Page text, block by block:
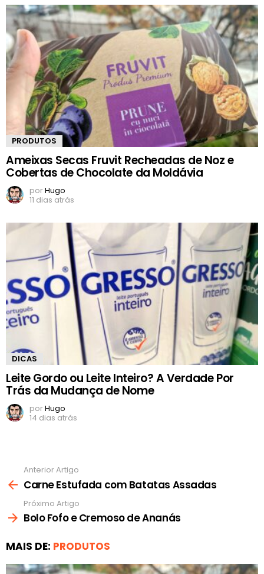
PRODUTOS
Ameixas Secas Fruvit Recheadas de Noz e
Cobertas de Chocolate da Moldávia
porHugo
11 dias atrás
DICAS
Leite Gordo ou Leite Inteiro? A Verdade Por
Trás da Mudança de Nome
porHugo
14 dias atrás
mais
Anterior Artigo
Carne Estufada com Batatas Assadas
Próximo Artigo
Bolo Fofo e Cremoso de Ananás
MAIS DE: PRODUTOS